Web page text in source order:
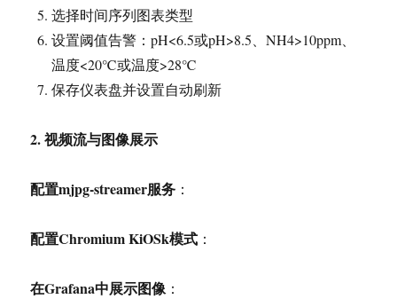
选择时间序列图表类型
设置阈值告警：pH<6.5或pH>8.5、NH4>10ppm、
温度<20℃或温度>28℃
保存仪表盘并设置自动刷新
2.视频流与图像展示
配置mjpg-streamer服务 ：
配置Chromium KiOSk模式 ：
在Grafana中展示图像 ：